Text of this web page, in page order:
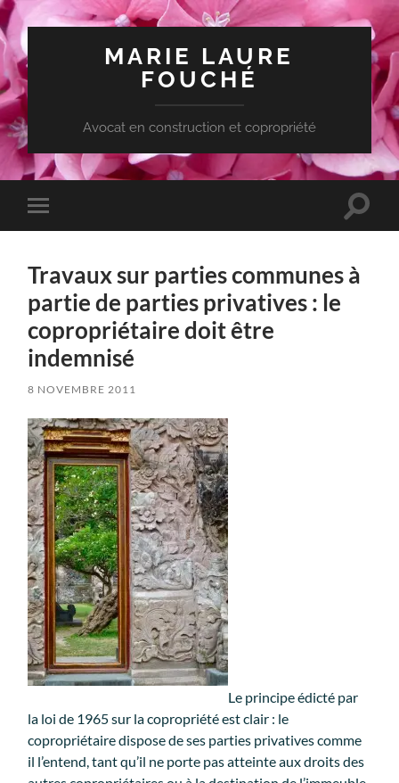
MARIE LAURE
FOUCHÉ
Avocat en construction et copropriété
Toggle
mobile
Toggle
Travaux sur parties communes à
partie de parties privatives : le
copropriétaire doit être
indemnisé
8 NOVEMBRE 2011
Le principe édicté par
la loi de 1965 sur la copropriété est clair : le
copropriétaire dispose de ses parties privatives comme
il l’entend, tant qu’il ne porte pas atteinte aux droits des